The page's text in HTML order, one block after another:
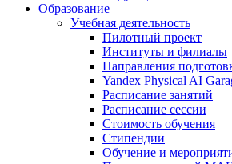
Образование
Учебная деятельность
Пилотный проект
Институты и филиалы
Направления
Yandex Physical AI
Расписание занятий
Расписание сессии
Стоимость обучения
Стипендии
Обучение и